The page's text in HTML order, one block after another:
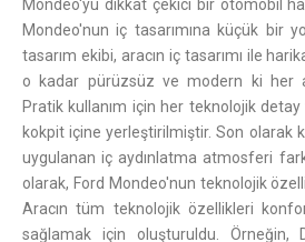
Mondeo'yu dikkat çekici bir otomobil
Mondeo'nun iç tasarımına küçük bir
tasarım ekibi, aracın iç tasarımı ile
o kadar pürüzsüz ve modern ki her
Pratik kullanım için her teknolojik
kokpit içine yerleştirilmiştir. Son olarak
uygulanan iç aydınlatma atmosferi
olarak, Ford Mondeo'nun teknolojik
Aracın tüm teknolojik özellikleri
sağlamak için oluşturuldu. Örneğin,